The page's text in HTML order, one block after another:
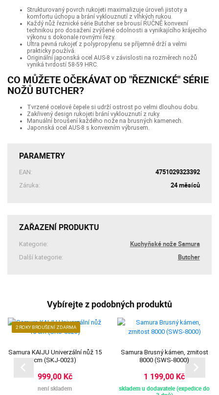
Strukturovaný povrch rukojeti maximalizuje úroveň jistoty a
komfortu úchopu a brání vyklouznutí z vlhkých rukou.
Každý nůž řeznické série Butcher se brousí RUČNĚ konvexní
technikou pro dosažení zvýšené odolnosti a vynikajícího krájecího
výkonu s dokonale rovnými řezy.
Ultra pevná rukojeť z polypropylenu se příjemně drží a velmi
prakticky používá.
Originální japonská ocel AUS-8 v závislosti na rozměrech nožů
vyniká tvrdostí 58-59 HRC.
CO MŮŽETE OČEKÁVAT OD "ŘEZNICKÉ" SÉRIE
NOŽŮ BUTCHER?
Tvrzené ocelové čepele si udrží ostrost po velmi dlouhou dobu.
Zakřivený design rukojeti brání vyklouznutí z ruky.
Manuální broušení každého nože na brusných kamenech.
Japonská ocel AUS-8 s konvexním výbrusem.
PARAMETRY
EAN: 4751029323392
Záruka: 24 měsíců
ZAŘAZENÍ PRODUKTU
Kategorie: Kuchyňské nože Samura
Další kategorie: Butcher
Vybírejte z podobných produktů
2 ROKY BROUŠENÍ ZDARMA
Samura KAIJU Univerzální nůž 15
cm (SKJ-0023)
999,00 Kč
není skladem
Samura Brusný kámen, zrnitost
8000 (SWS-8000)
1 199,00 Kč
skladem u dodavatele (expedice do